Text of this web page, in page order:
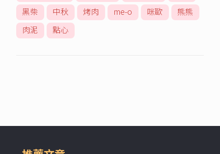
黑柴
中秋 烤肉 me-o 咪歐
熊熊
肉泥
點心